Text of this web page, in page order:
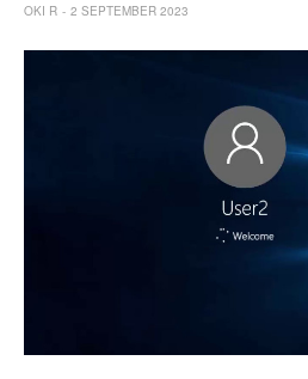
OKI R 2 SEPTEMBER 2023